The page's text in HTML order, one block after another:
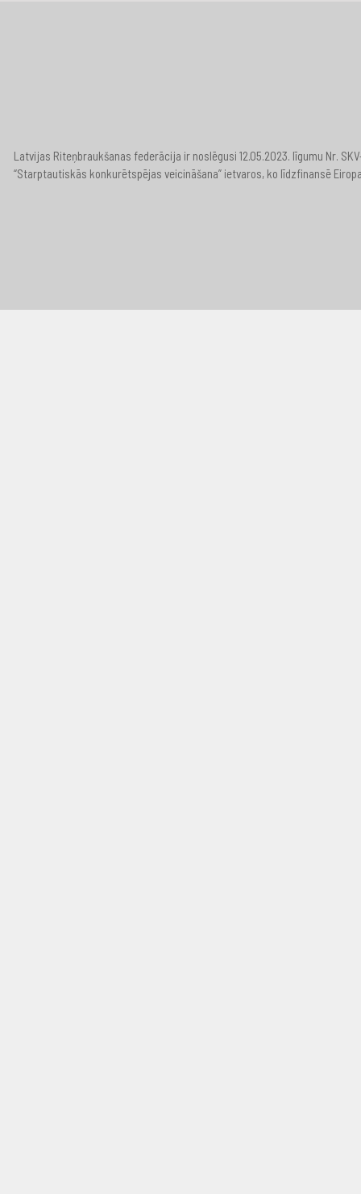
Latvijas Riteņbraukšanas federācija ir noslēgusi 12.05.2023. līgumu Nr.
“Starptautiskās konkurētspējas veicināšana” ietvaros, ko līdzfinansē